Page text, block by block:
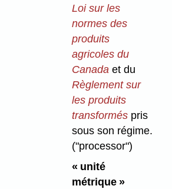
Loi sur les
normes des
produits
agricoles du
Canadaet du
Règlement sur
les produits
transformés pris
sous son régime.
("processor")
« unité
métrique »